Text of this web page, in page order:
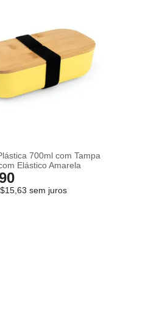
700ml com Tampa
Elástico Amarela
sem juros